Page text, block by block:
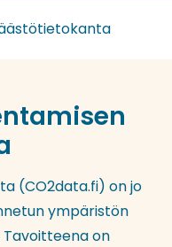
(CO2data.fi) on jo
ympäristön
on